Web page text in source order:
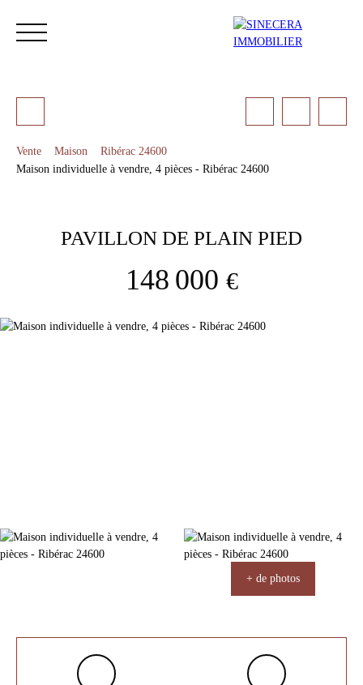
Estimation
Vente Maison
Ribérac 24600
Maison individuelle à vendre, 4 pièces - Ribérac 24600
PAVILLON DE PLAIN PIED
148 000 €
+ de photos